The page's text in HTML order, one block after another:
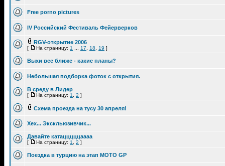
Free porno pictures
IV Российский Фестиваль Фейерверков
RGV-открытие 2006
[ На страницу: 1 17 18 19 ]
Выхи все ближе - какие планы?
Небольшая подборка фоток с открытия.
В среду в Лидер
[ На страницу: 1 2 ]
Схема проезда на тусу 30 апреля!
Хех... Экскльюзивчик...
Давайте катацццццаааа
[ На страницу: 1 2 ]
Поездка в турцию на этап MOTO GP